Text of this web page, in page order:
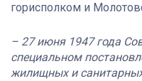
горисполком и
– 27 июня 1947 года
специальном
жилищных и